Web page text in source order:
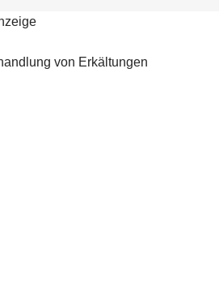
von Erkältungen